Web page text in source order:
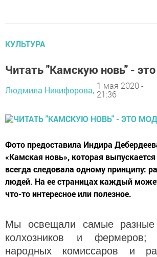
КУЛЬТУРА
Читать "Камскую новь" -
Людмила Никифорова, 1 мая 2020 -
21:36
Фото предоставила Индира
«Камская новь», которая выпускается
всегда следовала одному принципу:
людей. На ее страницах каждый
что-то интересное или полезное.
Мы освещали самые
колхозников и фермеров;
народных комиссаров и